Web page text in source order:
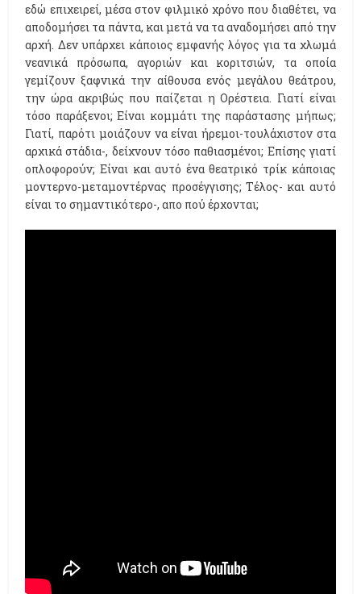
εδώ επιχειρεί, μέσα στον φιλμικό χρόνο που διαθέτει, να
αποδομήσει τα πάντα, και μετά να τα αναδομήσει από την
αρχή. Δεν υπάρχει κάποιος εμφανής λόγος για τα χλωμά
νεανικά πρόσωπα, αγοριών και κοριτσιών, τα οποία
γεμίζουν ξαφνικά την αίθουσα ενός μεγάλου θεάτρου,
την ώρα ακριβώς που παίζεται η Ορέστεια. Γιατί είναι
τόσο παράξενοι; Είναι κομμάτι της παράστασης μήπως;
Γιατί, παρότι μοιάζουν να είναι ήρεμοι-τουλάχιστον στα
αρχικά στάδια-, δείχνουν τόσο παθιασμένοι; Επίσης γιατί
οπλοφορούν; Είναι και αυτό ένα θεατρικό τρίκ κάποιας
μοντερνο-μεταμοντέρνας προσέγγισης; Τέλος- και αυτό
είναι το σημαντικότερο-, απο πού έρχονται;